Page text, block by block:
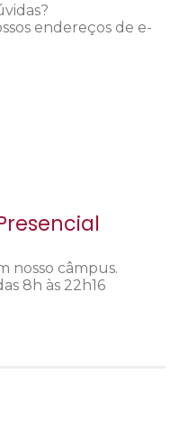
endereços de e-
nosso câmpus.
8h às 22h16